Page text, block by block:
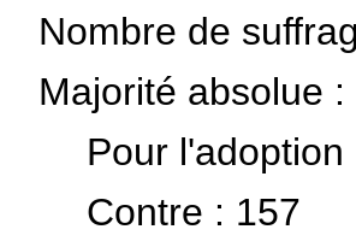
Nombre de
Majorité absolue :
Pour l'adoption
Contre : 157